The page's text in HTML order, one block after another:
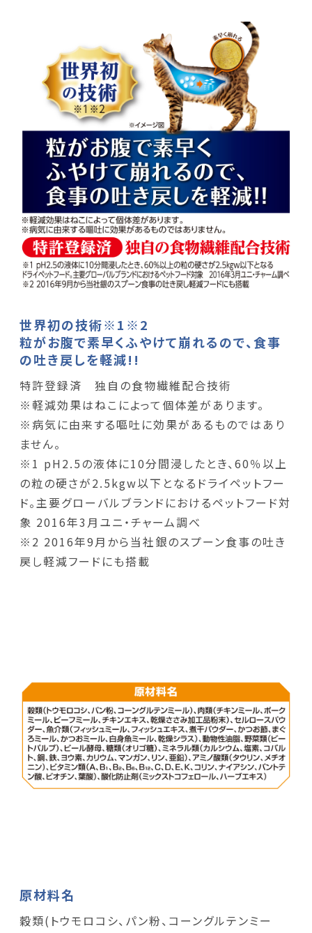
世界初の技術※1※2
粒がお腹で素早くふやけて崩れるので、食事
の吐き戻しを軽減!!
特許登録済 独自の食物繊維配合技術
※軽減効果はねこによって個体差があります。
※病気に由来する嘔吐に効果があるものではあり
ません。
※1 pH2.5の液体に10分間浸したとき、60％以上
の粒の硬さが2.5kgw以下となるドライペットフー
ド。主要グローバルブランドにおけるペットフード対
象 2016年3月ユニ・チャーム調べ
※2 2016年9月から当社銀のスプーン食事の吐き
戻し軽減フードにも搭載
原材料名
穀類(トウモロコシ、パン粉、コーングルテンミー